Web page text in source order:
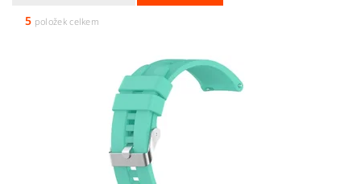
5 položek celkem